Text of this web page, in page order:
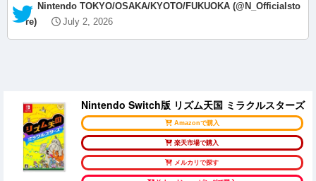
— Nintendo TOKYO/OSAKA/KYOTO/FUKUOKA (@N_Officialsto
re)
July 2, 2026
Nintendo Switch版 リズム天国 ミラクルスターズ
Amazonで購入
楽天市場で購入
メルカリで探す